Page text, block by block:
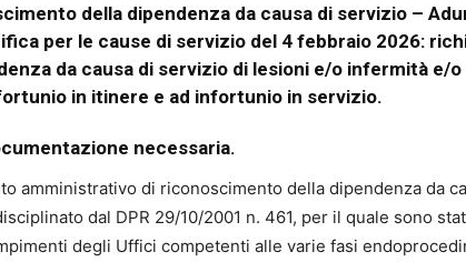
della dipendenza da causa di servizio –
per le cause di servizio del 4 febbraio 2026:
da causa di servizio di lesioni e/o infermità e/o
in itinere e ad infortunio in servizio.
necessaria.
amministrativo di riconoscimento della dipendenza da
dal DPR 29/10/2001 n. 461, per il quale sono
degli Uffici competenti alle varie fasi